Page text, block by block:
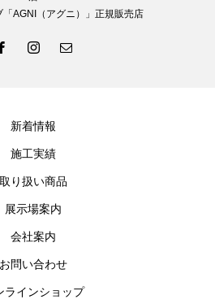
「AGNI（アグニ）」正規販売店
新着情報
施工実績
取り扱い商品
展示場案内
会社案内
お問い合わせ
ラインショップ